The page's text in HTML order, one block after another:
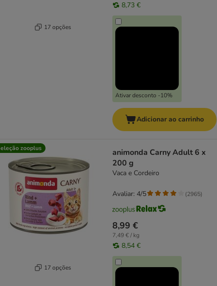
17 opções
8,73 €
Ativar desconto -10%
Adicionar ao carrinho
zooplus
17 opções
animonda Carny Adult 6 x
200 g
Vaca e Cordeiro
8,99 €
7,49 € / kg
8,54 €
Avaliar: 4/5 (2965)